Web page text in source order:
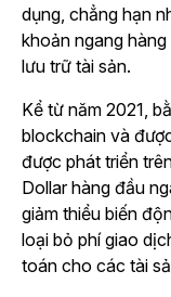
dụng, chẳng hạn
khoản ngang
lưu trữ tài sản.
Kể từ năm 2021,
blockchain và
được phát triển
Dollar hàng đầu
giảm thiểu biến
loại bỏ phí giao
toán cho các tài